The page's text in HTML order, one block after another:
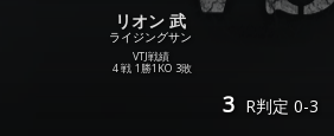
リオン 武
ライジングサン
VTJ戦績
4 戦 1勝1KO 3敗
3 R判定 0-3